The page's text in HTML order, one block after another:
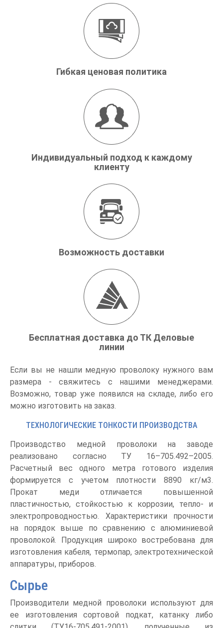
Гибкая ценовая политика
Индивидуальный подход к каждому
клиенту
Возможность доставки
Бесплатная доставка до ТК Деловые
линии
Если вы не нашли медную проволоку нужного вам
размера - свяжитесь с нашими менеджерами.
Возможно, товар уже появился на складе, либо его
можно изготовить на заказ.
ТЕХНОЛОГИЧЕСКИЕ ТОНКОСТИ ПРОИЗВОДСТВА
Производство медной проволоки на заводе
реализовано согласно ТУ 16–705.492–2005.
Расчетный вес одного метра готового изделия
формируется с учетом плотности 8890 кг/м3.
Прокат меди отличается повышенной
пластичностью, стойкостью к коррозии, тепло- и
электропроводностью. Характеристики прочности
на порядок выше по сравнению с алюминиевой
проволокой. Продукция широко востребована для
изготовления кабеля, термопар, электротехнической
аппаратуры, приборов.
Сырье
Производители медной проволоки используют для
ее изготовления сортовой подкат, катанку либо